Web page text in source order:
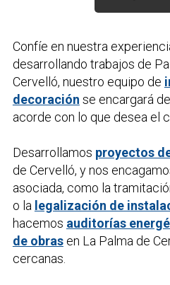
Confíe en nuestra
desarrollando trabajos de
Cervelló, nuestro equipo de
decoración se encargará
acorde con lo que desea el
Desarrollamos proyectos
de Cervelló, y nos
asociada, como la
o la legalización de
hacemos auditorías
de obrasen La Palma de
cercanas.